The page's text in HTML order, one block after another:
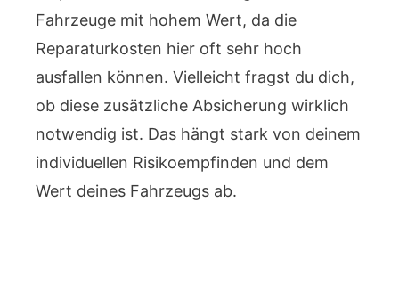
Fahrzeuge mit hohem Wert, da die
Reparaturkosten hier oft sehr hoch
ausfallen können. Vielleicht fragst du dich,
ob diese zusätzliche Absicherung wirklich
notwendig ist. Das hängt stark von deinem
individuellen Risikoempfinden und dem
Wert deines Fahrzeugs ab.